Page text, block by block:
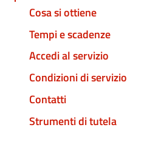
Cosa si ottiene
Tempi e scadenze
Accedi al servizio
Condizioni di servizio
Contatti
Strumenti di tutela